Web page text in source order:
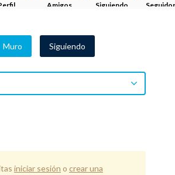
Amigos Siguiendo
Muro Siguiendo
iniciar sesión o crear una